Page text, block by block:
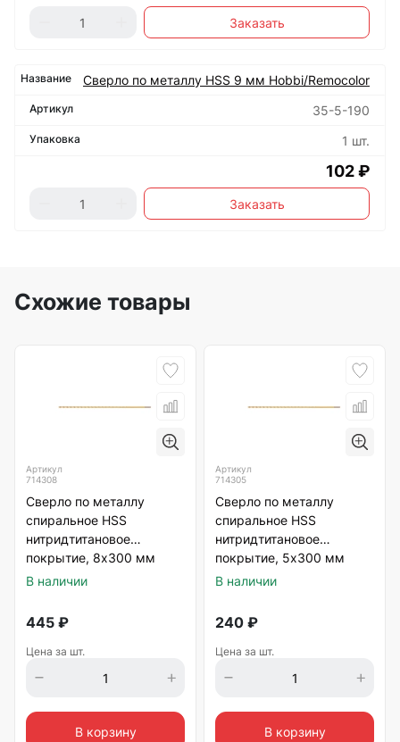
Заказать
Сверло по металлу HSS 9 мм Hobbi/Remocolor
35-5-190
1 шт.
102 ₽
Заказать
Схожие товары
Артикул
714308
Сверло по металлу
спиральное HSS
нитридтитановое
покрытие, 8х300 мм
Matrix
В наличии
445 ₽
Цена за шт.
В корзину
Артикул
714305
Сверло по металлу
спиральное HSS
нитридтитановое
покрытие, 5х300 мм
Matrix
В наличии
240 ₽
Цена за шт.
В корзину